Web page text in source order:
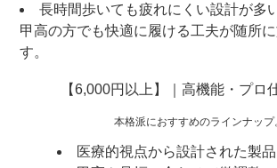
長時間歩いても疲れにくい設計が多
甲高の方でも快適に履ける工夫が随所
す。
【6,000円以上】｜高機能・プロ
本格派におすすめのラインナップ
医療的視点から設計された製品